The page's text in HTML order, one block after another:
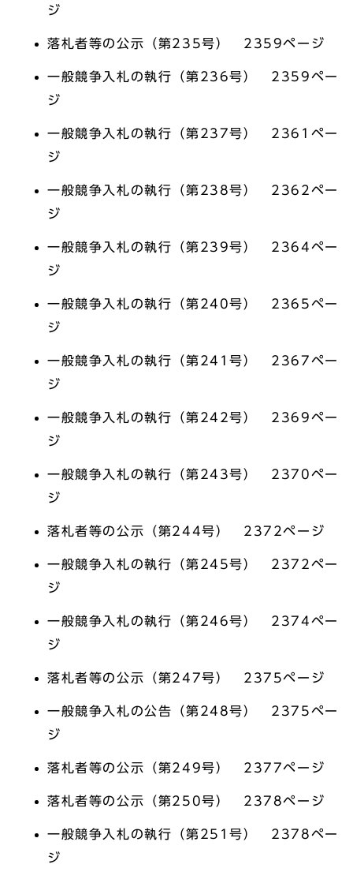
ジ
落札者等の公示（第235号） 2359ページ
一般競争入札の執行（第236号） 2359ペー
ジ
一般競争入札の執行（第237号） 2361ペー
ジ
一般競争入札の執行（第238号） 2362ペー
ジ
一般競争入札の執行（第239号） 2364ペー
ジ
一般競争入札の執行（第240号） 2365ペー
ジ
一般競争入札の執行（第241号） 2367ペー
ジ
一般競争入札の執行（第242号） 2369ペー
ジ
一般競争入札の執行（第243号） 2370ペー
ジ
落札者等の公示（第244号） 2372ページ
一般競争入札の執行（第245号） 2372ペー
ジ
一般競争入札の執行（第246号） 2374ペー
ジ
落札者等の公示（第247号） 2375ページ
一般競争入札の公告（第248号） 2375ペー
ジ
落札者等の公示（第249号） 2377ページ
落札者等の公示（第250号） 2378ページ
一般競争入札の執行（第251号） 2378ペー
ジ